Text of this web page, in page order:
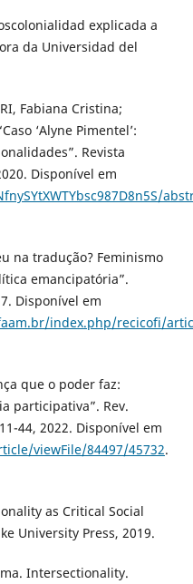
explicada a
da Universidad del
Fabiana Cristina;
‘Alyne Pimentel’:
Revista
Disponível em
na tradução? Feminismo
emancipatória”.
Disponível em
index.php/recicofi/
que o poder faz:
participativa”. Rev.
44, 2022. Disponível em
viewFile/84497/45732.
as Critical Social
University Press, 2019.
Intersectionality.